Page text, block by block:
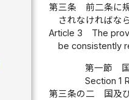
第三条
前二条に
されなければな
Article 3
The
be consistently
第一節 国
Section 1
第三条の二
国及